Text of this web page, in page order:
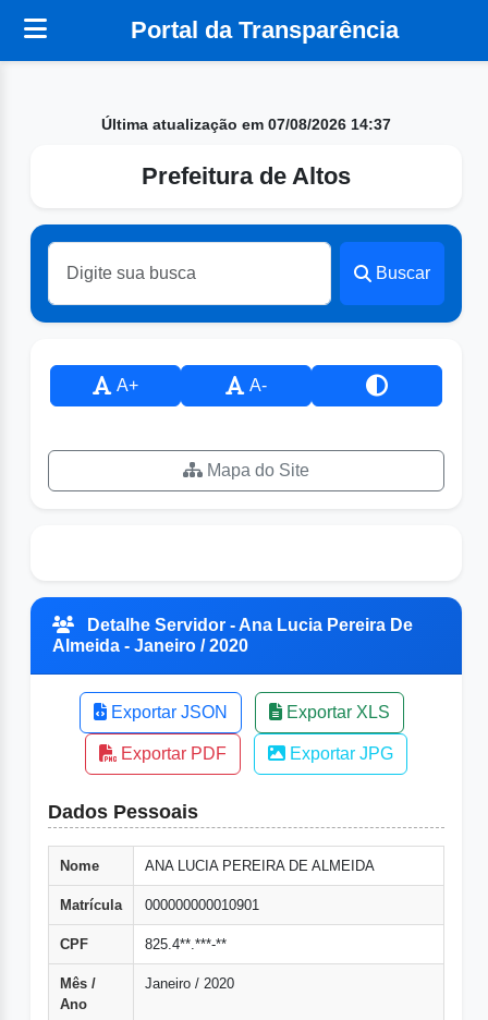
Portal da Transparência
Última atualização em 07/08/2026 14:37
Prefeitura de Altos
Buscar
A+ A-
Mapa do Site
Detalhe Servidor - Ana Lucia Pereira De
Almeida - Janeiro / 2020
Exportar JSON Exportar XLS
Exportar PDF Exportar JPG
Dados Pessoais
Nome ANA LUCIA PEREIRA DE ALMEIDA
Matrícula 000000000010901
CPF 825.4**.***-**
Mês /
Ano
Janeiro / 2020